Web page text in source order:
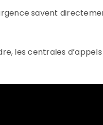
savent
les centrales